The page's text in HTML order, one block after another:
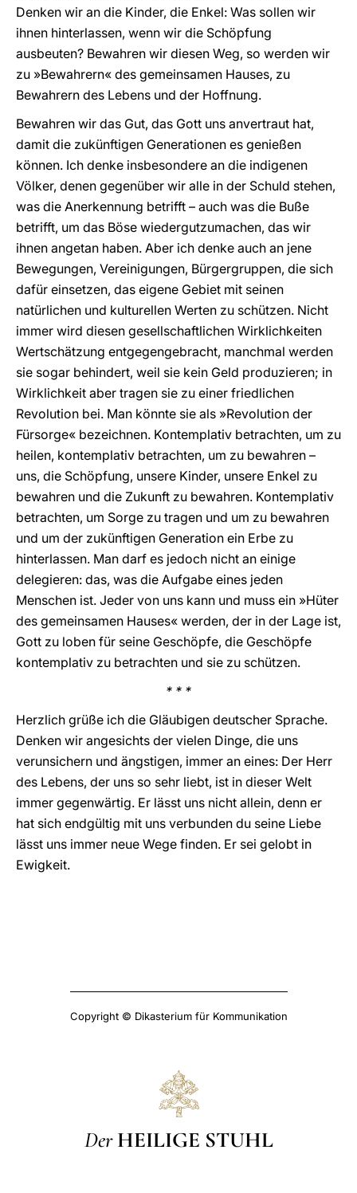
Denken wir an die Kinder, die Enkel: Was sollen wir
ihnen hinterlassen, wenn wir die Schöpfung
ausbeuten? Bewahren wir diesen Weg, so werden wir
zu »Bewahrern« des gemeinsamen Hauses, zu
Bewahrern des Lebens und der Hoffnung.
Bewahren wir das Gut, das Gott uns anvertraut hat,
damit die zukünftigen Generationen es genießen
können. Ich denke insbesondere an die indigenen
Völker, denen gegenüber wir alle in der Schuld stehen,
was die Anerkennung betrifft – auch was die Buße
betrifft, um das Böse wiedergutzumachen, das wir
ihnen angetan haben. Aber ich denke auch an jene
Bewegungen, Vereinigungen, Bürgergruppen, die sich
dafür einsetzen, das eigene Gebiet mit seinen
natürlichen und kulturellen Werten zu schützen. Nicht
immer wird diesen gesellschaftlichen Wirklichkeiten
Wertschätzung entgegengebracht, manchmal werden
sie sogar behindert, weil sie kein Geld produzieren; in
Wirklichkeit aber tragen sie zu einer friedlichen
Revolution bei. Man könnte sie als »Revolution der
Fürsorge« bezeichnen. Kontemplativ betrachten, um zu
heilen, kontemplativ betrachten, um zu bewahren –
uns, die Schöpfung, unsere Kinder, unsere Enkel zu
bewahren und die Zukunft zu bewahren. Kontemplativ
betrachten, um Sorge zu tragen und um zu bewahren
und um der zukünftigen Generation ein Erbe zu
hinterlassen. Man darf es jedoch nicht an einige
delegieren: das, was die Aufgabe eines jeden
Menschen ist. Jeder von uns kann und muss ein »Hüter
des gemeinsamen Hauses« werden, der in der Lage ist,
Gott zu loben für seine Geschöpfe, die Geschöpfe
kontemplativ zu betrachten und sie zu schützen.
* * *
Herzlich grüße ich die Gläubigen deutscher Sprache.
Denken wir angesichts der vielen Dinge, die uns
verunsichern und ängstigen, immer an eines: Der Herr
des Lebens, der uns so sehr liebt, ist in dieser Welt
immer gegenwärtig. Er lässt uns nicht allein, denn er
hat sich endgültig mit uns verbunden du seine Liebe
lässt uns immer neue Wege finden. Er sei gelobt in
Ewigkeit.
Copyright © Dikasterium für Kommunikation
Der HEILIGE STUHL